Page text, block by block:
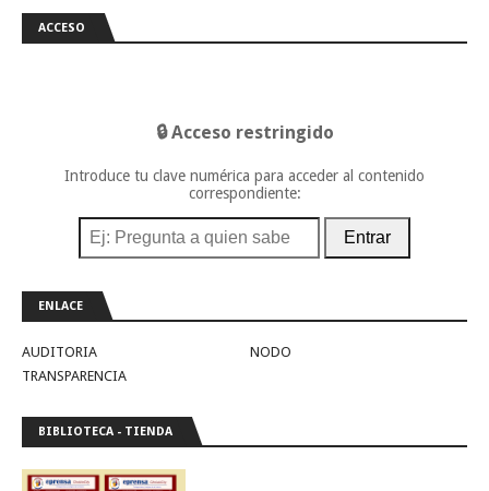
ACCESO
🔒 Acceso restringido
Introduce tu clave numérica para acceder al contenido
correspondiente:
Entrar
ENLACE
AUDITORIA
NODO
TRANSPARENCIA
BIBLIOTECA - TIENDA